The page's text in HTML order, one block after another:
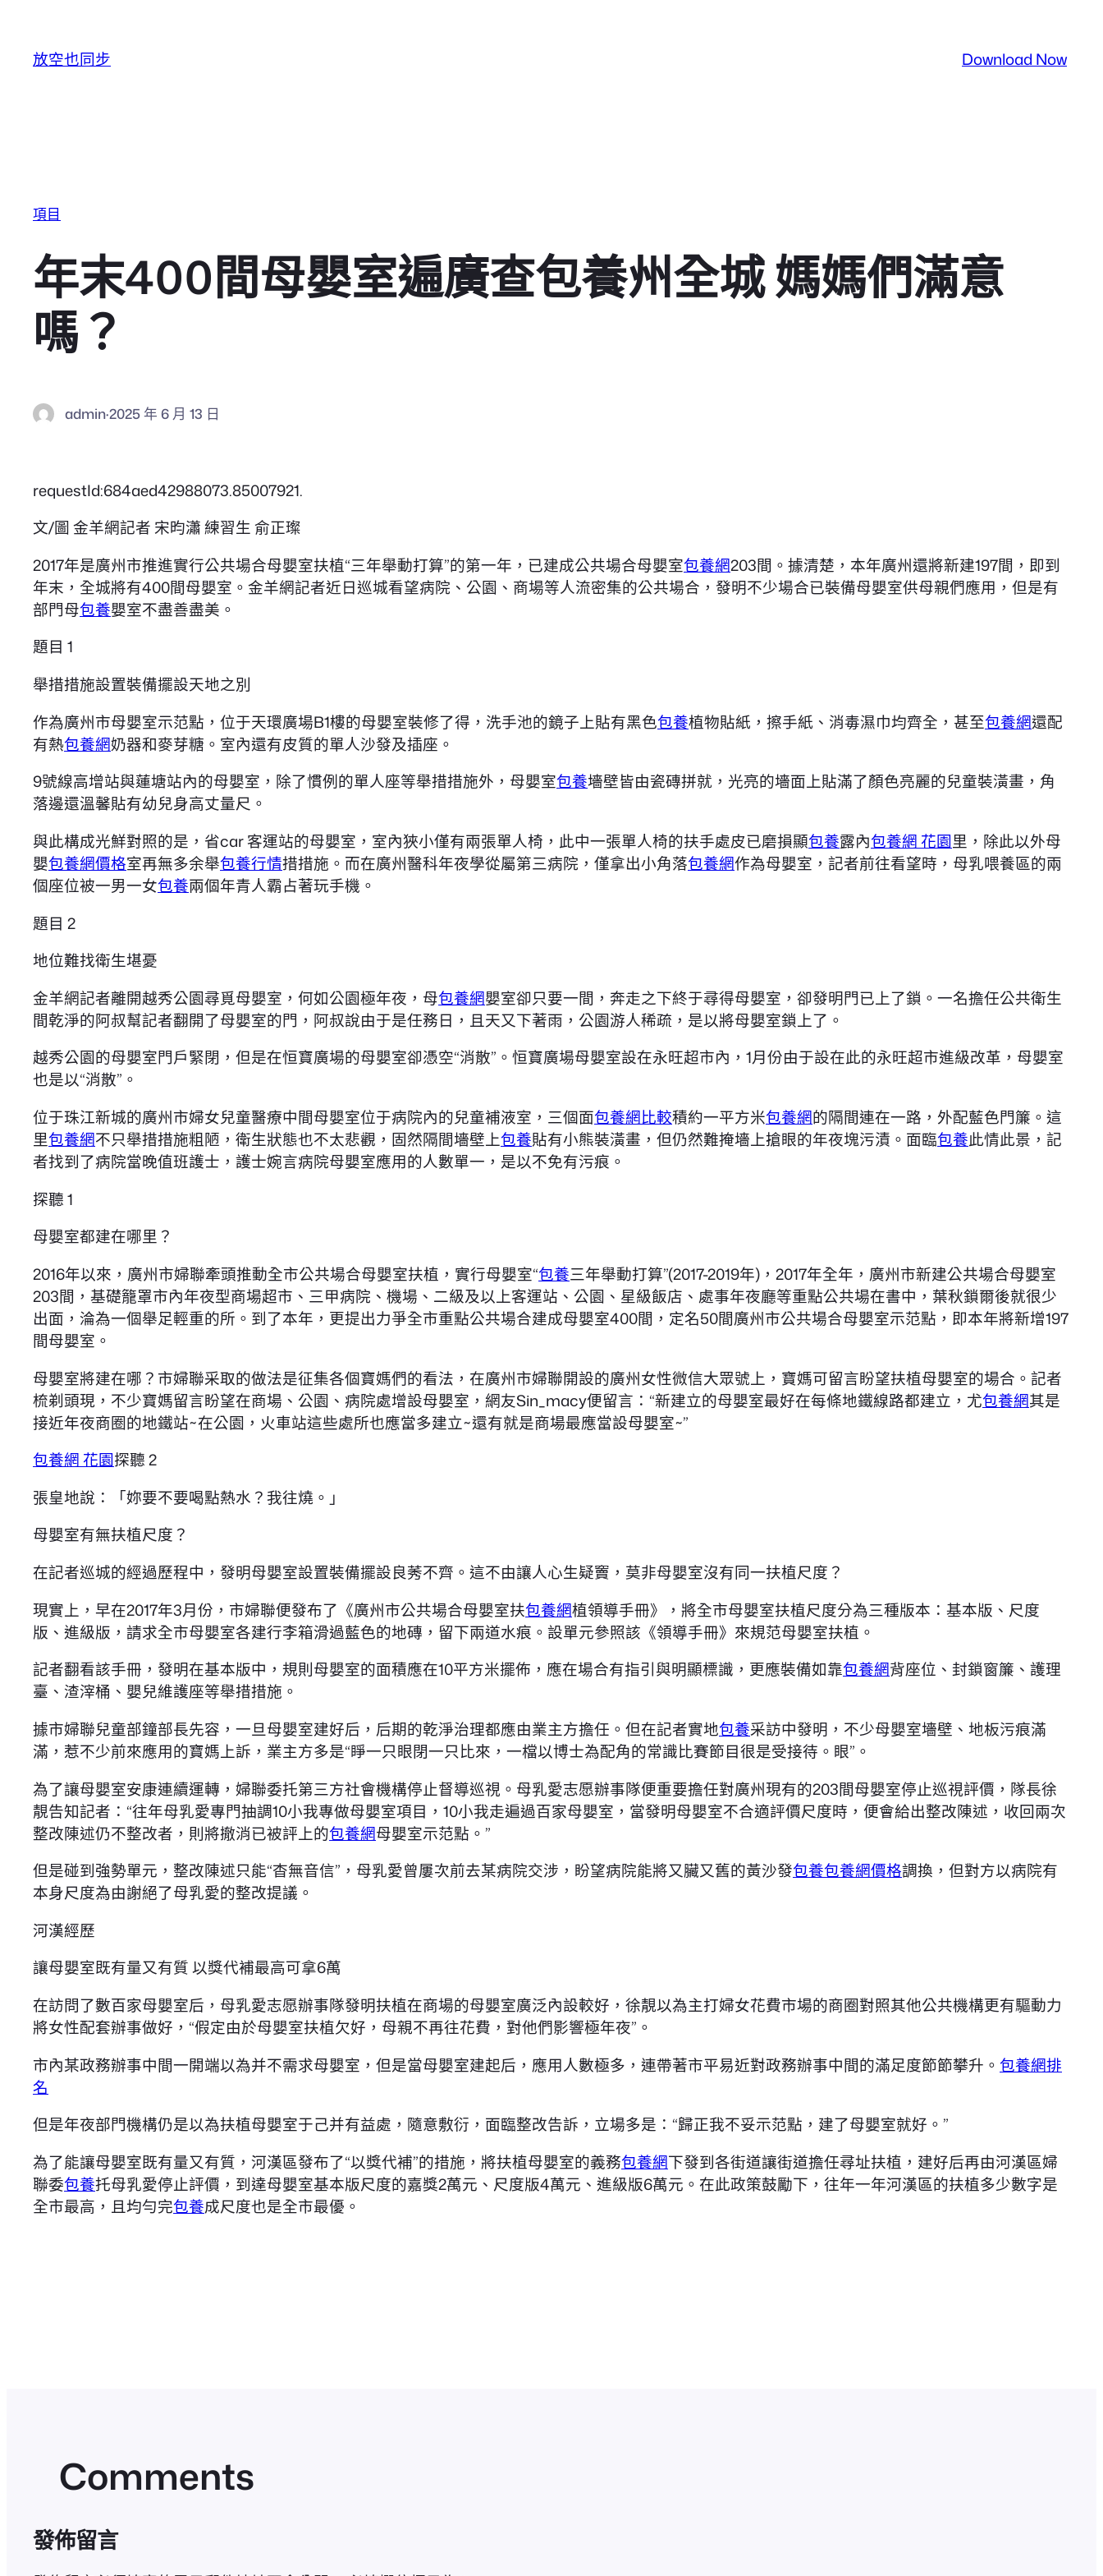
放空也同步 Download Now
項目
年末400間母嬰室遍廣查包養州全城 媽媽們滿意
嗎？
admin·2025 年 6 月 13 日
requestId:684aed42988073.85007921.
文/圖 金羊網記者 宋昀瀟 練習生 俞正璨
2017年是廣州市推進實行公共場合母嬰室扶植“三年舉動打算”的第一年，已建成公共場合母嬰室包養網203間。據清楚，本年廣州還將新建197間，即到
年末，全城將有400間母嬰室。金羊網記者近日巡城看望病院、公園、商場等人流密集的公共場合，發明不少場合已裝備母嬰室供母親們應用，但是有
部門母包養嬰室不盡善盡美。
題目 1
舉措措施設置裝備擺設天地之別
作為廣州市母嬰室示范點，位于天環廣場B1樓的母嬰室裝修了得，洗手池的鏡子上貼有黑色包養植物貼紙，擦手紙、消毒濕巾均齊全，甚至包養網還配
有熱包養網奶器和麥芽糖。室內還有皮質的單人沙發及插座。
9號線高增站與蓮塘站內的母嬰室，除了慣例的單人座等舉措措施外，母嬰室包養墻壁皆由瓷磚拼就，光亮的墻面上貼滿了顏色亮麗的兒童裝潢畫，角
落邊還溫馨貼有幼兒身高丈量尺。
與此構成光鮮對照的是，省car 客運站的母嬰室，室內狹小僅有兩張單人椅，此中一張單人椅的扶手處皮已磨損顯包養露內包養網 花園里，除此以外母
嬰包養網價格室再無多余舉包養行情措措施。而在廣州醫科年夜學從屬第三病院，僅拿出小角落包養網作為母嬰室，記者前往看望時，母乳喂養區的兩
個座位被一男一女包養兩個年青人霸占著玩手機。
題目 2
地位難找衛生堪憂
金羊網記者離開越秀公園尋覓母嬰室，何如公園極年夜，母包養網嬰室卻只要一間，奔走之下終于尋得母嬰室，卻發明門已上了鎖。一名擔任公共衛生
間乾淨的阿叔幫記者翻開了母嬰室的門，阿叔說由于是任務日，且天又下著雨，公園游人稀疏，是以將母嬰室鎖上了。
越秀公園的母嬰室門戶緊閉，但是在恒寶廣場的母嬰室卻憑空“消散”。恒寶廣場母嬰室設在永旺超市內，1月份由于設在此的永旺超市進級改革，母嬰室
也是以“消散”。
位于珠江新城的廣州市婦女兒童醫療中間母嬰室位于病院內的兒童補液室，三個面包養網比較積約一平方米包養網的隔間連在一路，外配藍色門簾。這
里包養網不只舉措措施粗陋，衛生狀態也不太悲觀，固然隔間墻壁上包養貼有小熊裝潢畫，但仍然難掩墻上搶眼的年夜塊污漬。面臨包養此情此景，記
者找到了病院當晚值班護士，護士婉言病院母嬰室應用的人數單一，是以不免有污痕。
探聽 1
母嬰室都建在哪里？
2016年以來，廣州市婦聯牽頭推動全市公共場合母嬰室扶植，實行母嬰室“包養三年舉動打算”(2017-2019年)，2017年全年，廣州市新建公共場合母嬰室
203間，基礎籠罩市內年夜型商場超市、三甲病院、機場、二級及以上客運站、公園、星級飯店、處事年夜廳等重點公共場在書中，葉秋鎖爾後就很少
出面，淪為一個舉足輕重的所。到了本年，更提出力爭全市重點公共場合建成母嬰室400間，定名50間廣州市公共場合母嬰室示范點，即本年將新增197
間母嬰室。
母嬰室將建在哪？市婦聯采取的做法是征集各個寶媽們的看法，在廣州市婦聯開設的廣州女性微信大眾號上，寶媽可留言盼望扶植母嬰室的場合。記者
梳剃頭現，不少寶媽留言盼望在商場、公園、病院處增設母嬰室，網友Sin_macy便留言：“新建立的母嬰室最好在每條地鐵線路都建立，尤包養網其是
接近年夜商圈的地鐵站~在公園，火車站這些處所也應當多建立~還有就是商場最應當設母嬰室~”
包養網 花園探聽 2
張皇地說：「妳要不要喝點熱水？我往燒。」
母嬰室有無扶植尺度？
在記者巡城的經過歷程中，發明母嬰室設置裝備擺設良莠不齊。這不由讓人心生疑竇，莫非母嬰室沒有同一扶植尺度？
現實上，早在2017年3月份，市婦聯便發布了《廣州市公共場合母嬰室扶包養網植領導手冊》，將全市母嬰室扶植尺度分為三種版本：基本版、尺度
版、進級版，請求全市母嬰室各建行李箱滑過藍色的地磚，留下兩道水痕。設單元參照該《領導手冊》來規范母嬰室扶植。
記者翻看該手冊，發明在基本版中，規則母嬰室的面積應在10平方米擺佈，應在場合有指引與明顯標識，更應裝備如靠包養網背座位、封鎖窗簾、護理
臺、渣滓桶、嬰兒維護座等舉措措施。
據市婦聯兒童部鐘部長先容，一旦母嬰室建好后，后期的乾淨治理都應由業主方擔任。但在記者實地包養采訪中發明，不少母嬰室墻壁、地板污痕滿
滿，惹不少前來應用的寶媽上訴，業主方多是“睜一只眼閉一只比來，一檔以博士為配角的常識比賽節目很是受接待。眼”。
為了讓母嬰室安康連續運轉，婦聯委托第三方社會機構停止督導巡視。母乳愛志愿辦事隊便重要擔任對廣州現有的203間母嬰室停止巡視評價，隊長徐
靚告知記者：“往年母乳愛專門抽調10小我專做母嬰室項目，10小我走遍過百家母嬰室，當發明母嬰室不合適評價尺度時，便會給出整改陳述，收回兩次
整改陳述仍不整改者，則將撤消已被評上的包養網母嬰室示范點。”
但是碰到強勢單元，整改陳述只能“杳無音信”，母乳愛曾屢次前去某病院交涉，盼望病院能將又臟又舊的黃沙發包養包養網價格調換，但對方以病院有
本身尺度為由謝絕了母乳愛的整改提議。
河漢經歷
讓母嬰室既有量又有質 以獎代補最高可拿6萬
在訪問了數百家母嬰室后，母乳愛志愿辦事隊發明扶植在商場的母嬰室廣泛內設較好，徐靚以為主打婦女花費市場的商圈對照其他公共機構更有驅動力
將女性配套辦事做好，“假定由於母嬰室扶植欠好，母親不再往花費，對他們影響極年夜”。
市內某政務辦事中間一開端以為并不需求母嬰室，但是當母嬰室建起后，應用人數極多，連帶著市平易近對政務辦事中間的滿足度節節攀升。 包養網排
名
但是年夜部門機構仍是以為扶植母嬰室于己并有益處，隨意敷衍，面臨整改告訴，立場多是：“歸正我不妥示范點，建了母嬰室就好。”
為了能讓母嬰室既有量又有質，河漢區發布了“以獎代補”的措施，將扶植母嬰室的義務包養網下發到各街道讓街道擔任尋址扶植，建好后再由河漢區婦
聯委包養托母乳愛停止評價，到達母嬰室基本版尺度的嘉獎2萬元、尺度版4萬元、進級版6萬元。在此政策鼓勵下，往年一年河漢區的扶植多少數字是
全市最高，且均勻完包養成尺度也是全市最優。
Comments
發佈留言